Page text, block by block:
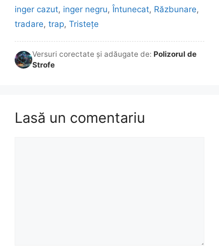
inger cazut, inger negru, Întunecat, Răzbunare,
tradare, trap, Tristețe
Versuri corectate și adăugate de: Polizorul de
Strofe
Lasă un comentariu